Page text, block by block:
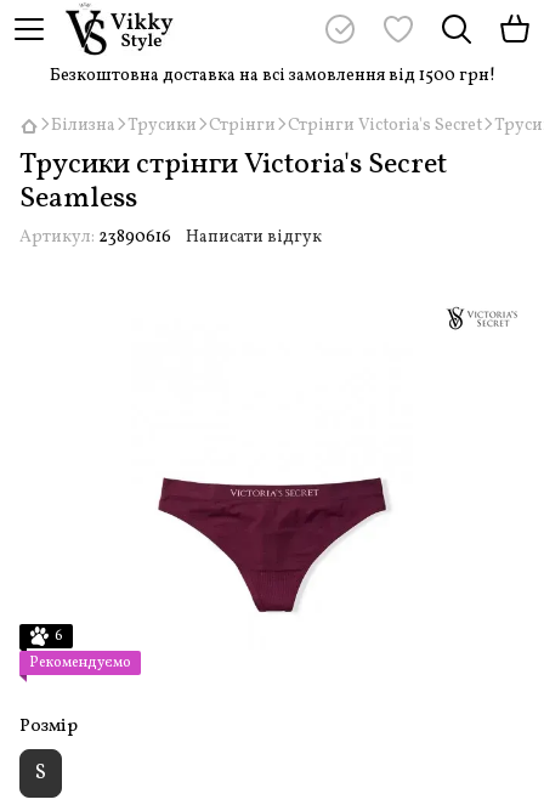
Безкоштовна доставка на всі замовлення від 1500 грн!
Білизна Трусики Стрінги Стрінги Victoria's Secret
Трусики стрінги Victoria's Secret
Seamless
Артикул: 23890616 Написати відгук
6
Рекомендуємо
Розмір
S